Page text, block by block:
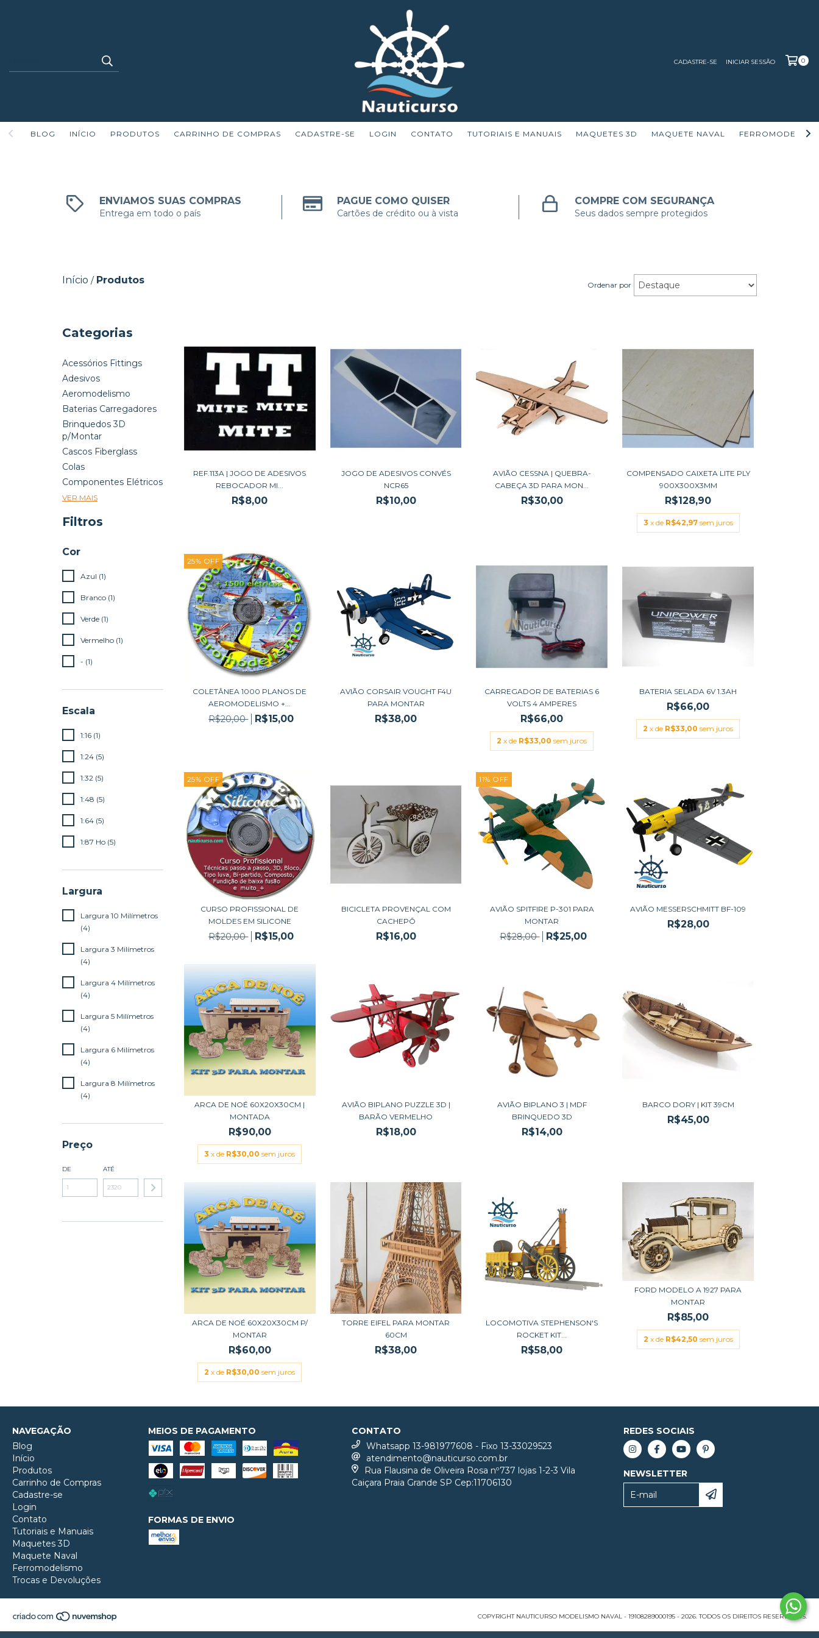
CADASTRE-SE INICIAR SESSÃO 0
BLOG INÍCIO PRODUTOS CARRINHO DE COMPRAS CADASTRE-SE LOGIN CONTATO TUTORIAIS E MANUAIS MAQUETES 3D MAQUETE NAVAL
ENVIAMOS SUAS COMPRAS
Entrega em todo o país
PAGUE COMO QUISER
Cartões de crédito ou à vista
COMPRE COM SEGURANÇA
Seus dados sempre protegidos
Início / Produtos Ordenar por
Categorias
Acessórios Fittings
Adesivos
Aeromodelismo
Baterias Carregadores
Brinquedos 3D
p/Montar
Cascos Fiberglass
Colas
Componentes Elétricos
VER MAIS
Filtros
Cor
Azul (1)
Branco (1)
Verde (1)
Vermelho (1)
- (1)
Escala
1:16 (1)
1:24 (5)
1:32 (5)
1:48 (5)
1:64 (5)
1:87 Ho (5)
Largura
Largura 10 Milímetros
(4)
Largura 3 Milímetros
(4)
Largura 4 Milímetros
(4)
Largura 5 Milímetros
(4)
Largura 6 Milímetros
(4)
Largura 8 Milímetros
(4)
Preço
DE ATÉ
REF.113A | JOGO DE ADESIVOS
REBOCADOR MI...
R$8,00
JOGO DE ADESIVOS CONVÉS
NCR65
R$10,00
AVIÃO CESSNA | QUEBRA-
CABEÇA 3D PARA MON...
R$30,00
COMPENSADO CAIXETA LITE PLY
900X300X3MM
R$128,90
3 x de R$42,97 sem juros
25% OFF
COLETÂNEA 1000 PLANOS DE
AEROMODELISMO +...
R$20,00 R$15,00
AVIÃO CORSAIR VOUGHT F4U
PARA MONTAR
R$38,00
CARREGADOR DE BATERIAS 6
VOLTS 4 AMPERES
R$66,00
2 x de R$33,00 sem juros
BATERIA SELADA 6V 1.3AH
R$66,00
2 x de R$33,00 sem juros
25% OFF
CURSO PROFISSIONAL DE
MOLDES EM SILICONE
R$20,00 R$15,00
BICICLETA PROVENÇAL COM
CACHEPÔ
R$16,00
11% OFF
AVIÃO SPITFIRE P-301 PARA
MONTAR
R$28,00 R$25,00
AVIÃO MESSERSCHMITT BF-109
R$28,00
ARCA DE NOÉ 60X20X30CM |
MONTADA
R$90,00
3 x de R$30,00 sem juros
AVIÃO BIPLANO PUZZLE 3D |
BARÃO VERMELHO
R$18,00
AVIÃO BIPLANO 3 | MDF
BRINQUEDO 3D
R$14,00
BARCO DORY | KIT 39CM
R$45,00
ARCA DE NOÉ 60X20X30CM P/
MONTAR
R$60,00
2 x de R$30,00 sem juros
TORRE EIFEL PARA MONTAR
60CM
R$38,00
LOCOMOTIVA STEPHENSON'S
ROCKET KIT...
R$58,00
FORD MODELO A 1927 PARA
MONTAR
R$85,00
2 x de R$42,50 sem juros
NAVEGAÇÃO
Blog
Início
Produtos
Carrinho de Compras
Cadastre-se
Login
Contato
Tutoriais e Manuais
Maquetes 3D
Maquete Naval
Ferromodelismo
Trocas e Devoluções
MEIOS DE PAGAMENTO
FORMAS DE ENVIO
CONTATO
Whatsapp 13-981977608 - Fixo 13-33029523
atendimento@nauticurso.com.br
Rua Flausina de Oliveira Rosa nº737 lojas 1-2-3 Vila
Caiçara Praia Grande SP Cep:11706130
REDES SOCIAIS
NEWSLETTER
COPYRIGHT NAUTICURSO MODELISMO NAVAL - 19108289000195 - 2026. TODOS OS DIREITOS RESERVADOS.